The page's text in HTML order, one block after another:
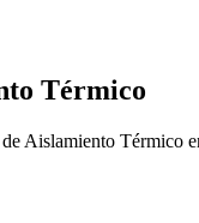
Térmico
de Aislamiento Térmico